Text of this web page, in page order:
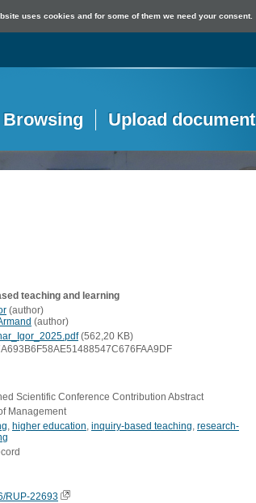
uses cookies and for some of them we need your consent.
Browsing Upload document
teaching and learning
(author)
(author)
(562,20 KB)
Scientific Conference Contribution Abstract
Management
higher education inquiry-based teaching research-
RUP-22693